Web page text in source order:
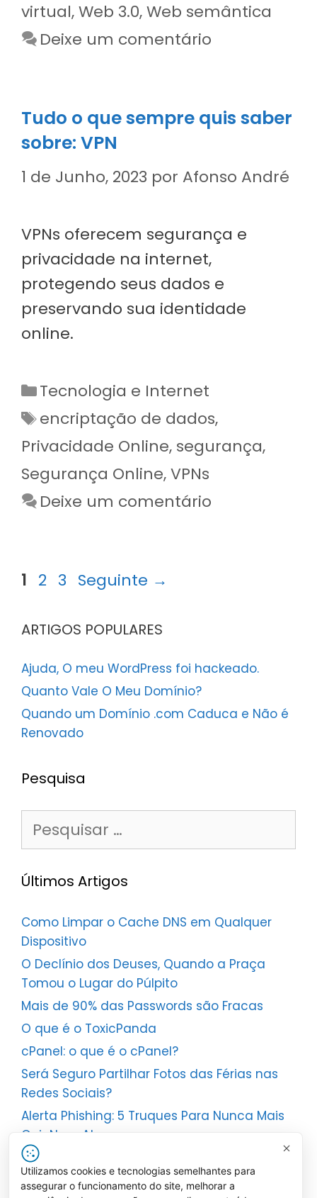
virtual,Web 3.0,Web semântica
Deixe um comentário
Tudo o que sempre quis saber
sobre: VPN
1 de Junho, 2023 por Afonso André
VPNs oferecem segurança e
privacidade na internet,
protegendo seus dados e
preservando sua identidade
online.
Categorias
Tecnologia e Internet
Etiquetas
encriptação de dados,
Privacidade Online, segurança,
Segurança Online,VPNs
Deixe um comentário
Página
1 Página
2 Página
3 Seguinte →
ARTIGOS POPULARES
Ajuda, O meu WordPress foi hackeado.
Quanto Vale O Meu Domínio?
Quando um Domínio .com Caduca e Não é
Renovado
Pesquisa
por:
Últimos Artigos
Como Limpar o Cache DNS em Qualquer
Dispositivo
O Declínio dos Deuses, Quando a Praça
Tomou o Lugar do Púlpito
Mais de 90% das Passwords são Fracas
O que é o ToxicPanda
cPanel: o que é o cPanel?
Será Seguro Partilhar Fotos das Férias nas
Redes Sociais?
Alerta Phishing: 5 Truques Para Nunca Mais
Cair Num Ataque
Redes: Do PAN ao POLAN – Perceber Cada
Tipo de Rede
Utilizamos cookies e tecnologias semelhantes para
assegurar o funcionamento do site, melhorar a